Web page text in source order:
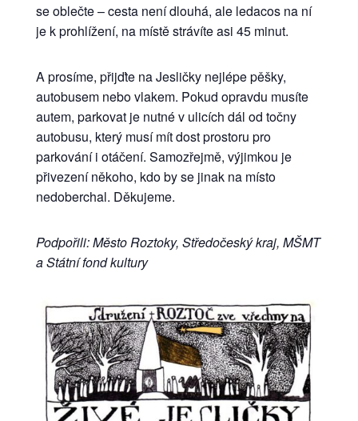
se oblečte – cesta není dlouhá, ale ledacos na ní
je k prohlížení, na místě strávíte asi 45 minut.
A prosíme, přijďte na Jesličky nejlépe pěšky,
autobusem nebo vlakem. Pokud opravdu musíte
autem, parkovat je nutné v ulicích dál od točny
autobusu, který musí mít dost prostoru pro
parkování i otáčení. Samozřejmě, výjimkou je
přivezení někoho, kdo by se jinak na místo
nedoberchal. Děkujeme.
Podpořili: Město Roztoky, Středočeský kraj, MŠMT
a Státní fond kultury